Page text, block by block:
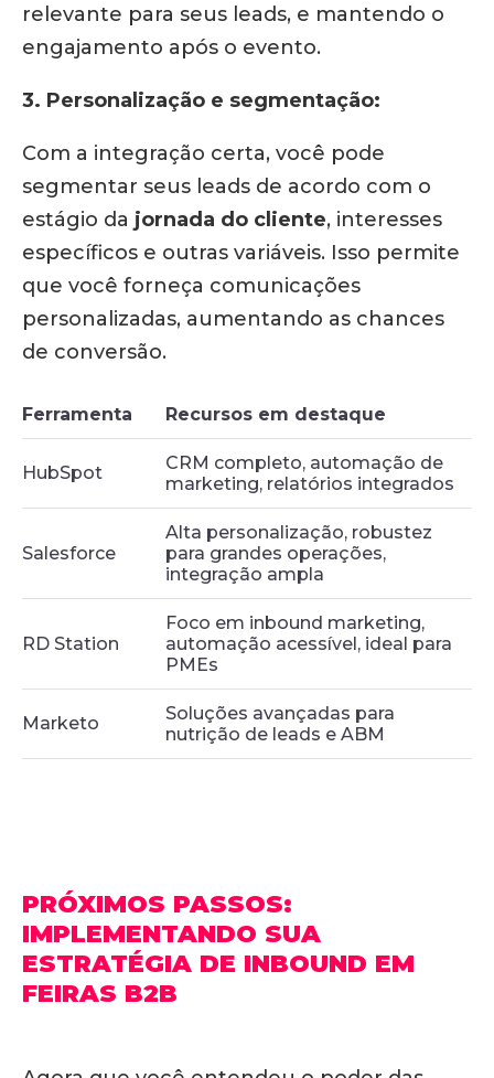
relevante para seus leads, e mantendo o
engajamento após o evento.
3. Personalização e segmentação:
Com a integração certa, você pode
segmentar seus leads de acordo com o
estágio da jornada do cliente, interesses
específicos e outras variáveis. Isso permite
que você forneça comunicações
personalizadas, aumentando as chances
de conversão.
Ferramenta Recursos em destaque
HubSpot
CRM completo, automação de
marketing, relatórios integrados
Salesforce
Alta personalização, robustez
para grandes operações,
integração ampla
RD Station
Foco em inbound marketing,
automação acessível, ideal para
PMEs
Marketo
Soluções avançadas para
nutrição de leads e ABM
PRÓXIMOS PASSOS:
IMPLEMENTANDO SUA
ESTRATÉGIA DE INBOUND EM
FEIRAS B2B